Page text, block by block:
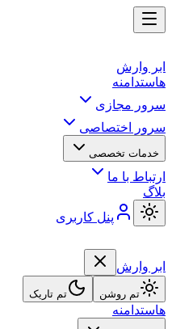
ابر وارش
هاستدامنه
سرور مجازی
سرور اختصاصی
خدمات تخصصی
ارتباط با ما
بلاگ
پنل کاربری
ابر وارش
تم روشن تم تاریک
هاستدامنه